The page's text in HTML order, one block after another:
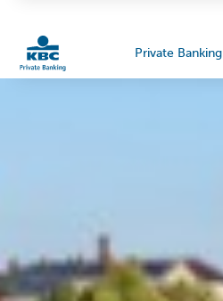
Particulieren
Private Banking